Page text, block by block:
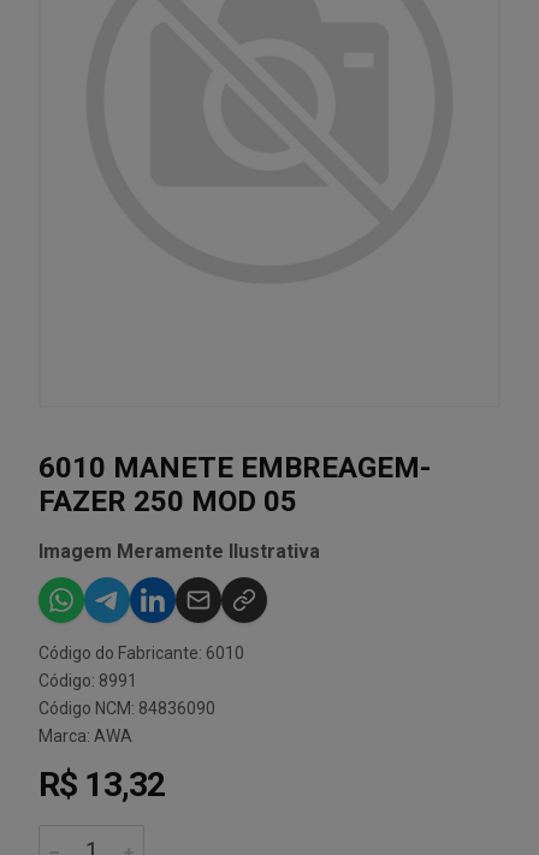
6010 MANETE EMBREAGEM-
FAZER 250 MOD 05
Imagem Meramente Ilustrativa
Código do Fabricante: 6010
Código: 8991
Código NCM: 84836090
Marca: AWA
R$ 13,32